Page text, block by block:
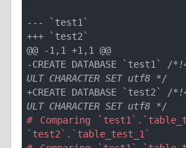
--- `test1`
+++
`test2`
@@ -1,1 +1,1 @@
-CREATE DATABASE
`test1` /
ULT CHARACTER SET utf8 */
+CREATE DATABASE
`test2` /
ULT CHARACTER SET utf8 *
# Comparing
`test2`.`table_test_1`